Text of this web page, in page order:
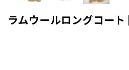
ラムウールロングコート